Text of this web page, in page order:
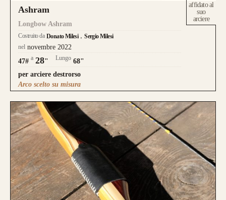
Ashram
Longbow Ashram
Costruito da Donato Milesi
Sergio Milesi
nel novembre 2022
47# a 28" Lungo 68"
per arciere destrorso
affidato al
suo
arciere
Arco scelto su misura